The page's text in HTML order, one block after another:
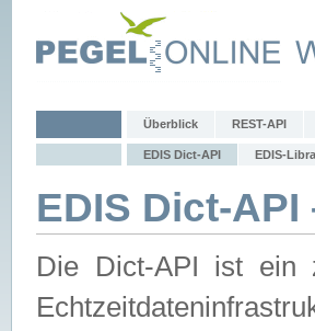
Überblick REST-API
EDIS Dict-API EDIS-
EDIS Dict-
Die Dict-API ist ein